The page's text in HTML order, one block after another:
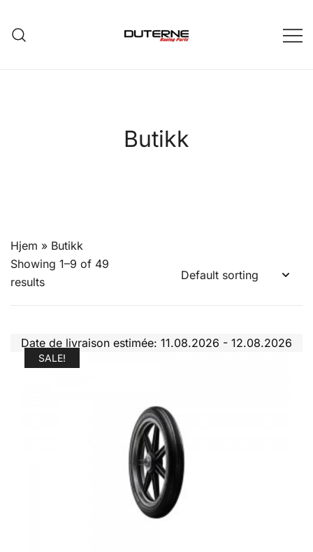
content
Butikk
Hjem » Butikk
Showing 1–9 of 49
results
Date de livraison estimée: 11.08.2026 - 12.08.2026
SALE!